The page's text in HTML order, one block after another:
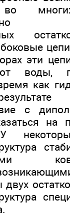
эти
воды,
как
с
на